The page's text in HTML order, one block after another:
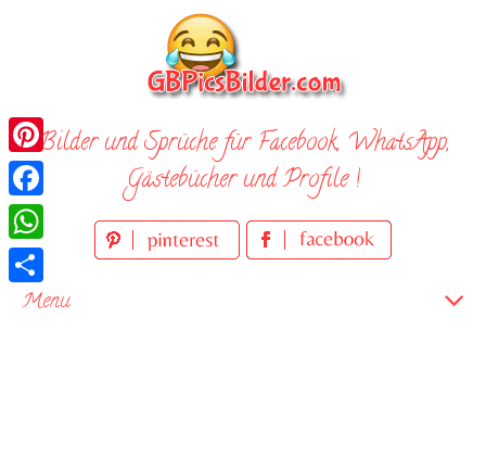
Bilder und Sprüche für Facebook, WhatsApp,
Gästebücher und Profile !
Menu
Pinterest
Facebook
WhatsApp
Teilen